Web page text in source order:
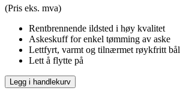
(Pris eks. mva)
Rentbrennende ildsted i høy kvalitet
Askeskuff for enkel tømming av aske
Lettfyrt, varmt og tilnærmet røykfritt bål
Lett å flytte på
Legg i handlekurv